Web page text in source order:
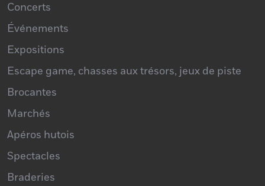
Concerts
Événements
Expositions
Escape game, chasses aux trésors, jeux de piste
Brocantes
Marchés
Apéros hutois
Spectacles
Braderies